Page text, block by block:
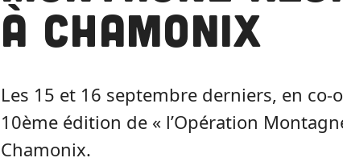
à Chamonix
Les 15 et 16 septembre derniers, en
10ème édition de « l’Opération
Chamonix.